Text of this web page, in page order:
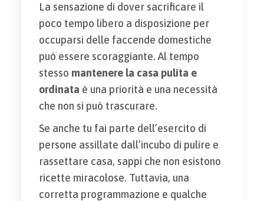
La sensazione di dover sacrificare il
poco tempo libero a disposizione per
occuparsi delle faccende domestiche
può essere scoraggiante. Al tempo
stesso mantenere la casa pulita e
ordinata è una priorità e una necessità
che non si può trascurare.
Se anche tu fai parte dell’esercito di
persone assillate dall’incubo di pulire e
rassettare casa, sappi che non esistono
ricette miracolose. Tuttavia, una
corretta programmazione e qualche